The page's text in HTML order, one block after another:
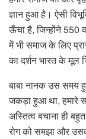
ज्ञान हुआ है। ऐसी
ऊँचा है, जिन्होंने 550
में भी समाज के लिए
का दर्शन भारत के
बाबा नानक उस समय
जकड़ा हुआ था, हमारे
अस्तित्व बचाना ही
रोग को समझा और